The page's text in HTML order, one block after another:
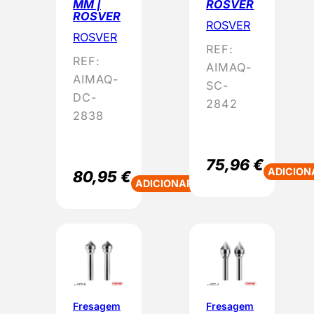
MM |
ROSVER
ROSVER
REF:
AIMAQ-
DC-
2838
80,95€ ADICIONAR
ROSVER
ROSVER
REF:
AIMAQ-
SC-
2842
75,96€
Fresagem Fresagem